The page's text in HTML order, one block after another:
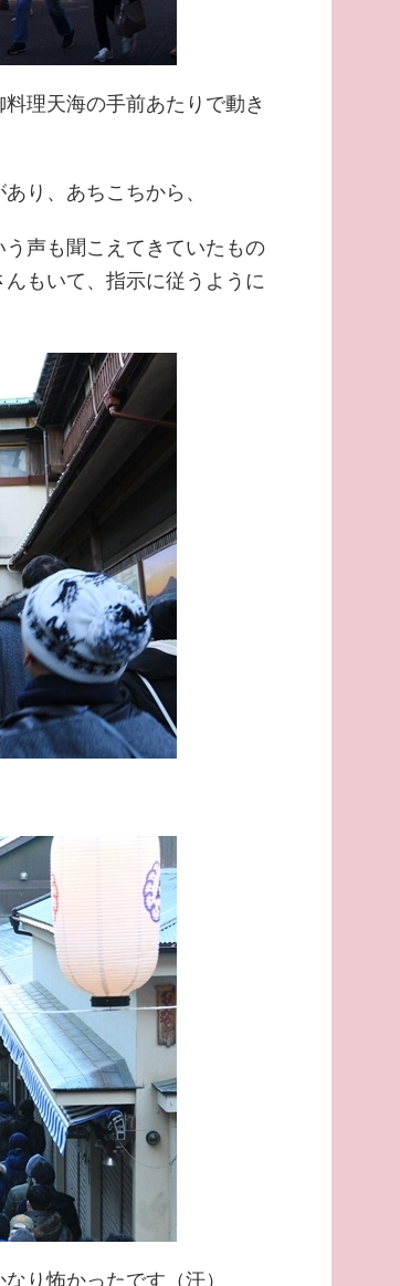
理天海の手前あたりで動き
り、あちこちから、
声も聞こえてきていたもの
もいて、指示に従うように
り怖かったです（汗）